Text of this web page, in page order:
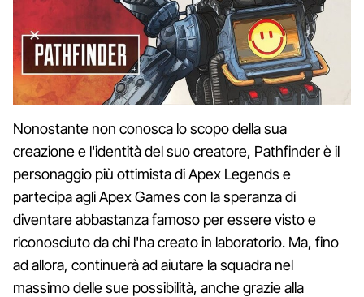
Nonostante non conosca lo scopo della sua
creazione e l'identità del suo creatore, Pathfinder è il
personaggio più ottimista di Apex Legends e
partecipa agli Apex Games con la speranza di
diventare abbastanza famoso per essere visto e
riconosciuto da chi l'ha creato in laboratorio. Ma, fino
ad allora, continuerà ad aiutare la squadra nel
massimo delle sue possibilità, anche grazie alla